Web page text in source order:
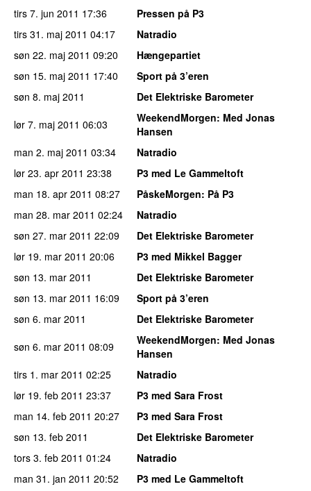
tirs 7. jun 2011 17:36
Pressen på P3
tirs 31. maj 2011 04:17
Natradio
søn 22. maj 2011 09:20
Hængepartiet
søn 15. maj 2011 17:40
Sport på 3’eren
søn 8. maj 2011
Det Elektriske Barometer
lør 7. maj 2011 06:03 WeekendMorgen: Med Jonas
Hansen
man 2. maj 2011 03:34
Natradio
lør 23. apr 2011 23:38
P3 med Le Gammeltoft
man 18. apr 2011 08:27 PåskeMorgen: På P3
man 28. mar 2011 02:24
Natradio
søn 27. mar 2011 22:09
Det Elektriske Barometer
lør 19. mar 2011 20:06
P3 med Mikkel Bagger
søn 13. mar 2011
Det Elektriske Barometer
søn 13. mar 2011 16:09
Sport på 3’eren
søn 6. mar 2011
Det Elektriske Barometer
søn 6. mar 2011 08:09 WeekendMorgen: Med Jonas
Hansen
tirs 1. mar 2011 02:25
Natradio
lør 19. feb 2011 23:37
P3 med Sara Frost
man 14. feb 2011 20:27
P3 med Sara Frost
søn 13. feb 2011
Det Elektriske Barometer
tors 3. feb 2011 01:24
Natradio
man 31. jan 2011 20:52
P3 med Le Gammeltoft